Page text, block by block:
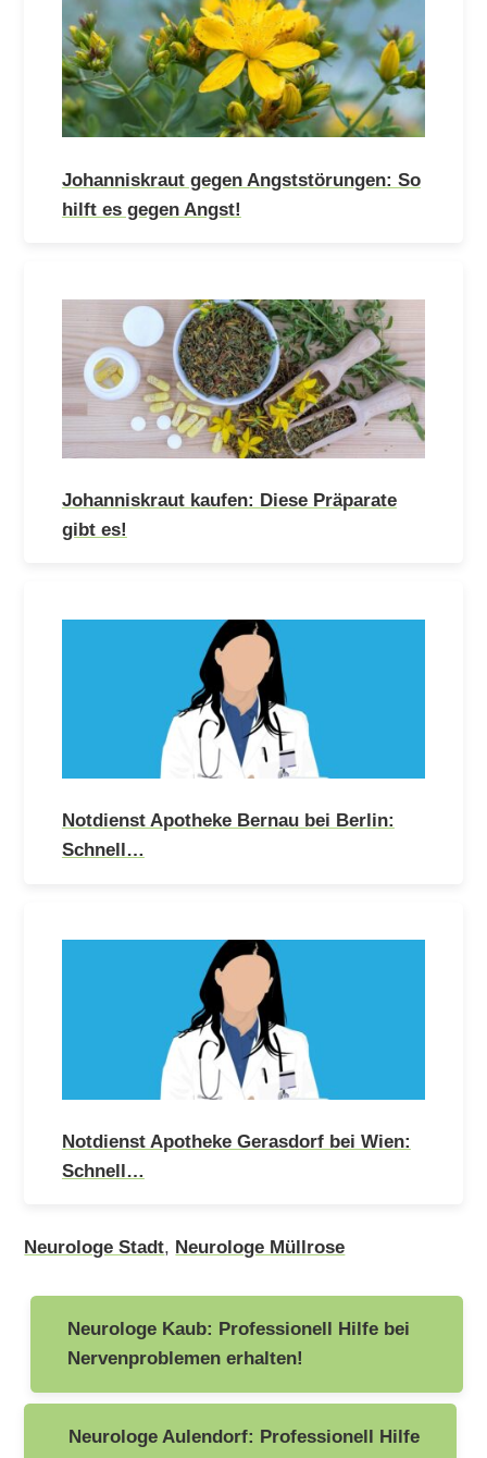
Johanniskraut gegen Angststörungen: So
hilft es gegen Angst!
Johanniskraut kaufen: Diese Präparate
gibt es!
Notdienst Apotheke Bernau bei Berlin:
Schnell…
Notdienst Apotheke Gerasdorf bei Wien:
Schnell…
Neurologe Stadt, Neurologe Müllrose
Beitragsnavigation
Neurologe Kaub: Professionell Hilfe bei
Nervenproblemen erhalten!
Neurologe Aulendorf: Professionell Hilfe